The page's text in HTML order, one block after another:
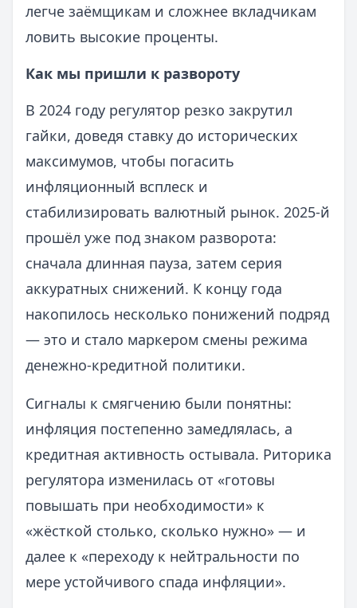
легче заёмщикам и сложнее вкладчикам
ловить высокие проценты.
Как мы пришли к развороту
В 2024 году регулятор резко закрутил
гайки, доведя ставку до исторических
максимумов, чтобы погасить
инфляционный всплеск и
стабилизировать валютный рынок. 2025-й
прошёл уже под знаком разворота:
сначала длинная пауза, затем серия
аккуратных снижений. К концу года
накопилось несколько понижений подряд
— это и стало маркером смены режима
денежно-кредитной политики.
Сигналы к смягчению были понятны:
инфляция постепенно замедлялась, а
кредитная активность остывала. Риторика
регулятора изменилась от «готовы
повышать при необходимости» к
«жёсткой столько, сколько нужно» — и
далее к «переходу к нейтральности по
мере устойчивого спада инфляции».